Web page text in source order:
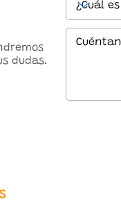
dudas.